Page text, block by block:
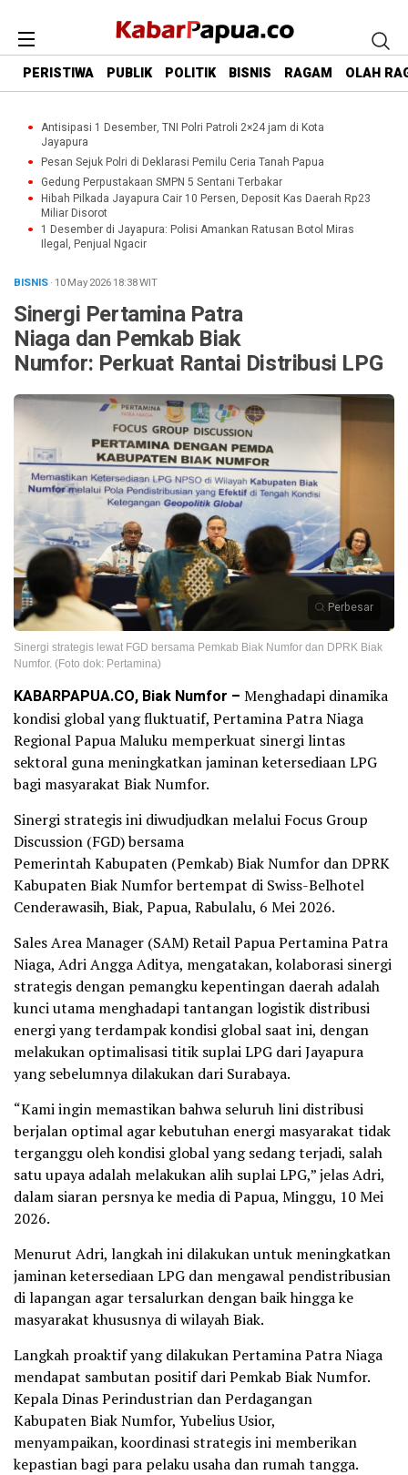
PERISTIWA PUBLIK POLITIK BISNIS RAGAM OLAH
Antisipasi 1 Desember, TNI Polri Patroli 2×24 jam di Kota
Jayapura
Pesan Sejuk Polri di Deklarasi Pemilu Ceria Tanah Papua
Gedung Perpustakaan SMPN 5 Sentani Terbakar
Hibah Pilkada Jayapura Cair 10 Persen, Deposit Kas Daerah Rp23
Miliar Disorot
1 Desember di Jayapura: Polisi Amankan Ratusan Botol Miras
Ilegal, Penjual Ngacir
BISNIS· 10 May 202618:38WIT
Sinergi Pertamina Patra
Niaga dan Pemkab Biak
Numfor: Perkuat Rantai Distribusi LPG
Perbesar
Sinergi strategis lewat FGD bersama Pemkab Biak Numfor dan DPRK Biak
Numfor. (Foto dok: Pertamina)
KABARPAPUA.CO, Biak Numfor – Menghadapi dinamika
kondisi global yang fluktuatif, Pertamina Patra Niaga
Regional Papua Maluku memperkuat sinergi lintas
sektoral guna meningkatkan jaminan ketersediaan LPG
bagi masyarakat Biak Numfor.
Sinergi strategis ini diwudjudkan melalui Focus Group
Discussion (FGD) bersama
Pemerintah Kabupaten (Pemkab) Biak Numfor dan DPRK
Kabupaten Biak Numfor bertempat di Swiss-Belhotel
Cenderawasih, Biak, Papua, Rabulalu, 6 Mei 2026.
Sales Area Manager (SAM) Retail Papua Pertamina Patra
Niaga, Adri Angga Aditya, mengatakan, kolaborasi sinergi
strategis dengan pemangku kepentingan daerah adalah
kunci utama menghadapi tantangan logistik distribusi
energi yang terdampak kondisi global saat ini, dengan
melakukan optimalisasi titik suplai LPG dari Jayapura
yang sebelumnya dilakukan dari Surabaya.
“Kami ingin memastikan bahwa seluruh lini distribusi
berjalan optimal agar kebutuhan energi masyarakat tidak
terganggu oleh kondisi global yang sedang terjadi, salah
satu upaya adalah melakukan alih suplai LPG,” jelas Adri,
dalam siaran persnya ke media di Papua, Minggu, 10 Mei
2026.
Menurut Adri, langkah ini dilakukan untuk meningkatkan
jaminan ketersediaan LPG dan mengawal pendistribusian
di lapangan agar tersalurkan dengan baik hingga ke
masyarakat khususnya di wilayah Biak.
Langkah proaktif yang dilakukan Pertamina Patra Niaga
mendapat sambutan positif dari Pemkab Biak Numfor.
Kepala Dinas Perindustrian dan Perdagangan
Kabupaten Biak Numfor, Yubelius Usior,
menyampaikan, koordinasi strategis ini memberikan
kepastian bagi para pelaku usaha dan rumah tangga.